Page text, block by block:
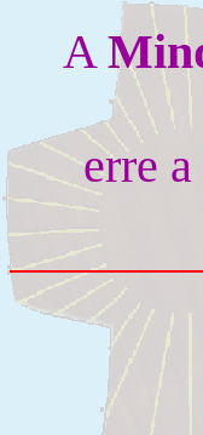
A
erre